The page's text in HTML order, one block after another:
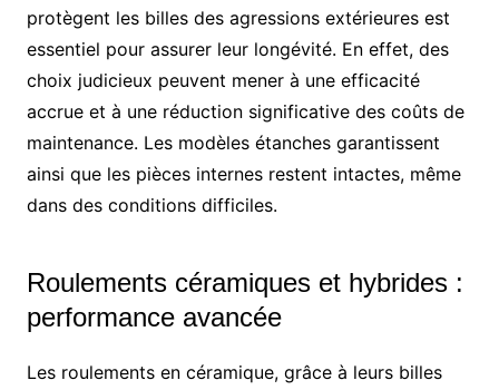
protègent les billes des agressions extérieures est
essentiel pour assurer leur longévité. En effet, des
choix judicieux peuvent mener à une efficacité
accrue et à une réduction significative des coûts de
maintenance. Les modèles étanches garantissent
ainsi que les pièces internes restent intactes, même
dans des conditions difficiles.
Roulements céramiques et hybrides :
performance avancée
Les roulements en céramique, grâce à leurs billes